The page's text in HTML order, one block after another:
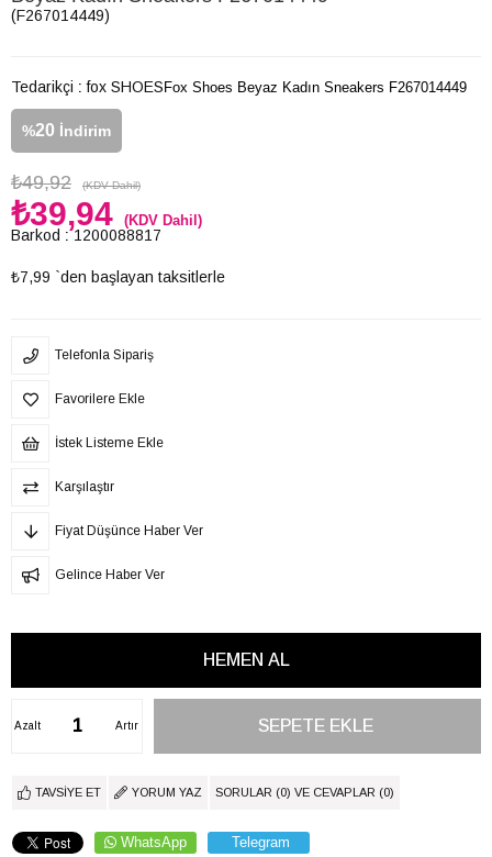
(F267014449)
Tedarikçi : fox SHOES
%20 İndirim
₺49,92 (KDV Dahil)
₺39,94 (KDV Dahil)
Barkod : 1200088817
₺7,99 `den başlayan taksitlerle
Fox Shoes Beyaz Kadın Sneakers F267014449
Telefonla Sipariş
Favorilere Ekle
İstek Listeme Ekle
Karşılaştır
Fiyat Düşünce Haber Ver
Gelince Haber Ver
Artır
Azalt
TAVSIYE ET YORUM YAZ SORULAR (0) VE CEVAPLAR (0)
WhatsApp Telegram